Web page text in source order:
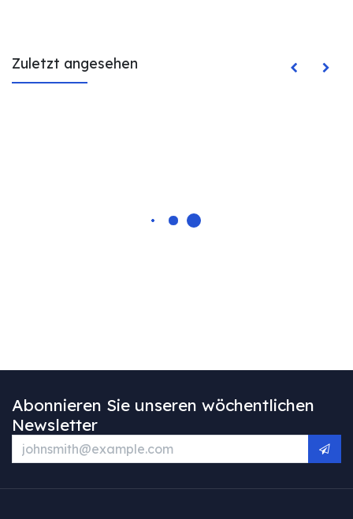
Zuletzt angesehen
Abonnieren Sie unseren wöchentlichen
Newsletter